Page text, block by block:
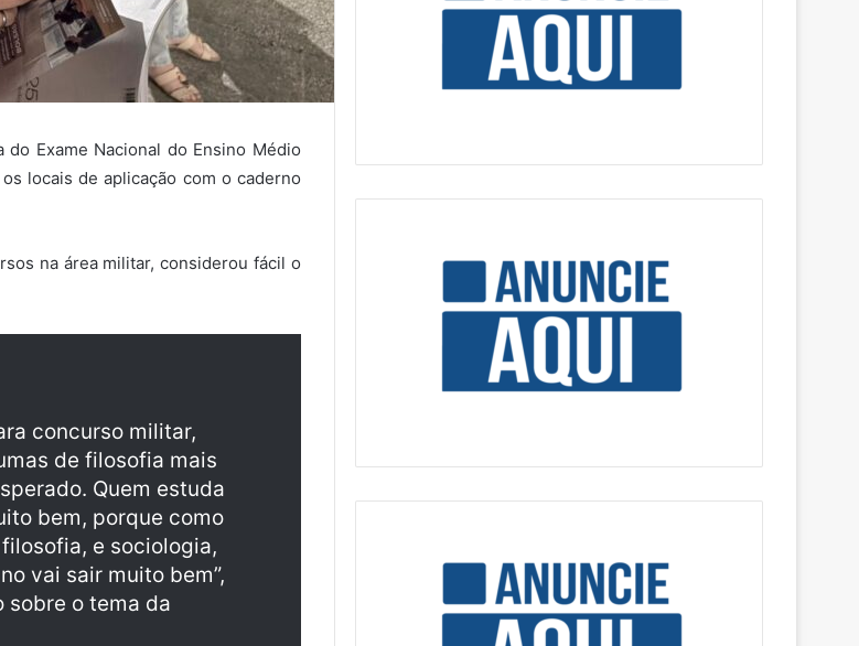
Exame Nacional do Ensino Médio
locais de aplicação com o caderno
na área militar, considerou fácil o
concurso militar,
de filosofia mais
Quem estuda
bem, porque como
e sociologia,
vai sair muito bem”,
sobre o tema da